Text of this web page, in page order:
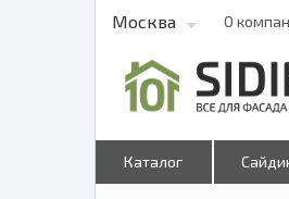
Москва О
Каталог